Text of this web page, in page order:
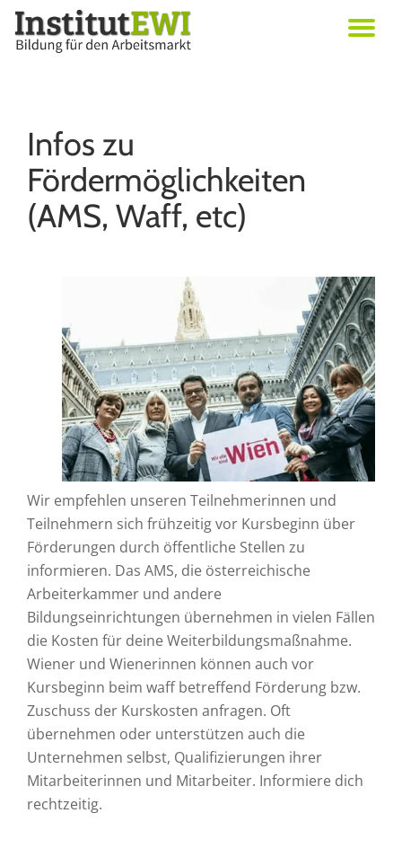
Skip
Infos zu
Fördermöglichkeiten
(AMS, Waff, etc)
Wir empfehlen unseren Teilnehmerinnen und
Teilnehmern sich frühzeitig vor Kursbeginn über
Förderungen durch öffentliche Stellen zu
informieren. Das AMS, die österreichische
Arbeiterkammer und andere
Bildungseinrichtungen übernehmen in vielen Fällen
die Kosten für deine Weiterbildungsmaßnahme.
Wiener und Wienerinnen können auch vor
Kursbeginn beim waff betreffend Förderung bzw.
Zuschuss der Kurskosten anfragen. Oft
übernehmen oder unterstützen auch die
Unternehmen selbst, Qualifizierungen ihrer
Mitarbeiterinnen und Mitarbeiter. Informiere dich
rechtzeitig.